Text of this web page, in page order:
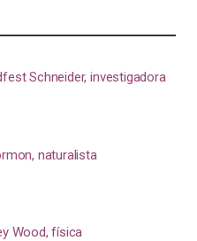
Schneider, investigadora
naturalista
Wood, física